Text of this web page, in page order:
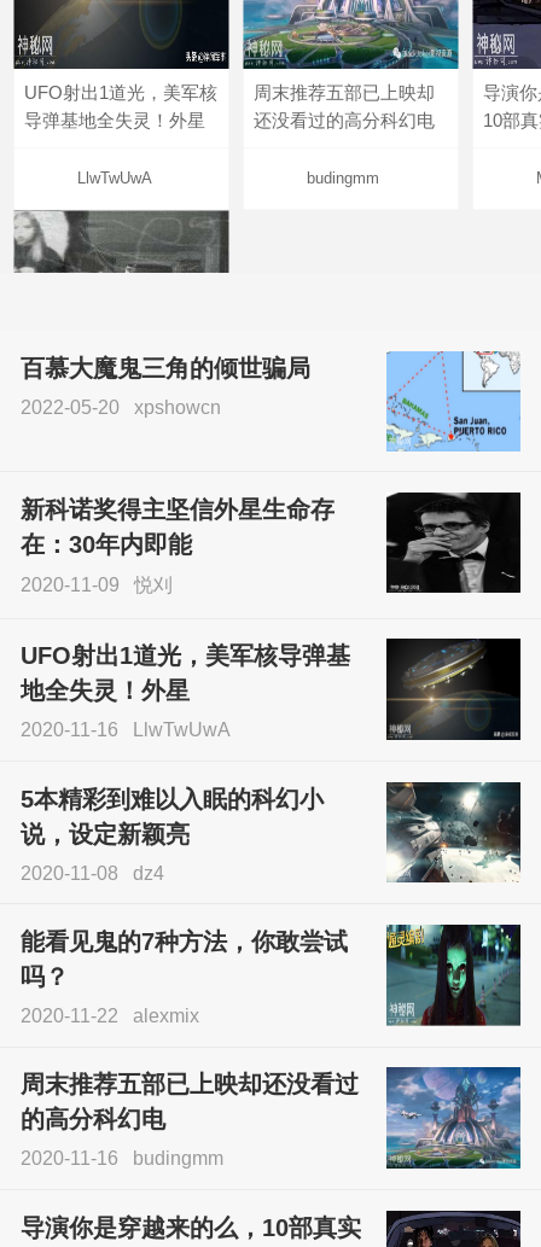
UFO射出1道光，美军核
导弹基地全失灵！外星
LlwTwUwA
周末推荐五部已上映却
还没看过的高分科幻电
budingmm
导演
10部
sskfn
百慕大魔鬼三角的倾世骗局
2022-05-20 xpshowcn
新科诺奖得主坚信外星生命存
在：30年内即能
2020-11-09 悦刈
UFO射出1道光，美军核导弹基
地全失灵！外星
2020-11-16 LlwTwUwA
5本精彩到难以入眠的科幻小
说，设定新颖亮
2020-11-08 dz4
能看见鬼的7种方法，你敢尝试
吗？
2020-11-22 alexmix
周末推荐五部已上映却还没看过
的高分科幻电
2020-11-16 budingmm
导演你是穿越来的么，10部真实